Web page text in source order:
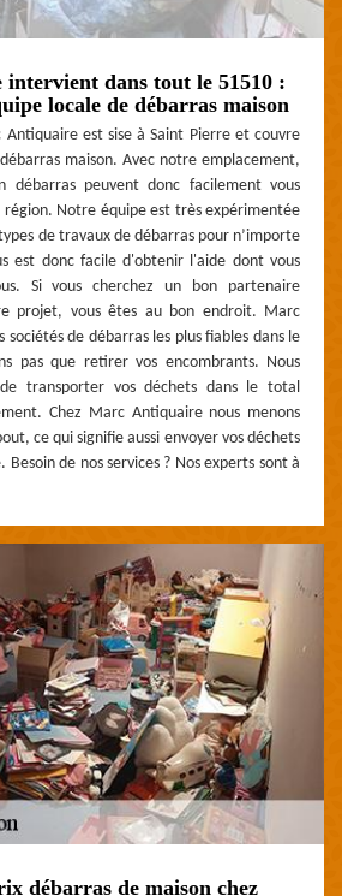
dans tout le 51510 :
locale de débarras maison
est sise à Saint Pierre et couvre
maison. Avec notre emplacement,
débarras peuvent donc facilement vous
Notre équipe est très expérimentée
de travaux de débarras pour n’importe
est donc facile d'obtenir l'aide dont vous
Si vous cherchez un bon partenaire
projet, vous êtes au bon endroit. Marc
de débarras les plus fiables dans le
pas que retirer vos encombrants. Nous
transporter vos déchets dans le total
Chez Marc Antiquaire nous menons
ce qui signifie aussi envoyer vos déchets
de nos services ? Nos experts sont à
débarras de maison chez